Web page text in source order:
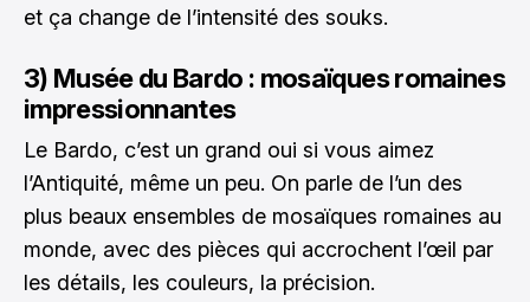
et ça change de l’intensité des souks.
3) Musée du Bardo : mosaïques romaines
impressionnantes
Le Bardo, c’est un grand oui si vous aimez
l’Antiquité, même un peu. On parle de l’un des
plus beaux ensembles de mosaïques romaines au
monde, avec des pièces qui accrochent l’œil par
les détails, les couleurs, la précision.